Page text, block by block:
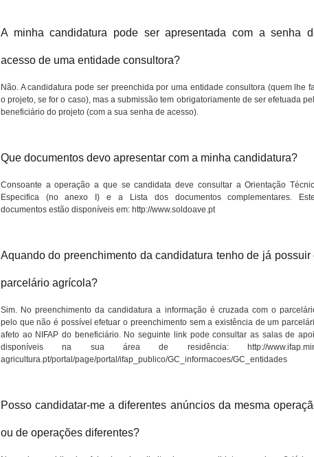
A minha candidatura pode ser apresentada com a senha
acesso de uma entidade consultora?
Não. A candidatura pode ser preenchida por uma entidade consultora (quem lhe
o projeto, se for o caso), mas a submissão tem obrigatoriamente de ser efetuada
beneficiário do projeto (com a sua senha de acesso).
Que documentos devo apresentar com a minha candidatura?
Consoante a operação a que se candidata deve consultar a Orientação
Especifica (no anexo I) e a Lista dos documentos complementares.
documentos estão disponíveis em: http://www.soldoave.pt
Aquando do preenchimento da candidatura tenho de já possuir
parcelário agrícola?
Sim. No preenchimento da candidatura a informação é cruzada com o
pelo que não é possível efetuar o preenchimento sem a existência de um
afeto ao NIFAP do beneficiário. No seguinte link pode consultar as salas de
disponíveis na sua área de residência: http://
agricultura.pt/portal/page/portal/ifap_publico/GC_informacoes/GC_entidades
Posso candidatar-me a diferentes anúncios da mesma
ou de operações diferentes?